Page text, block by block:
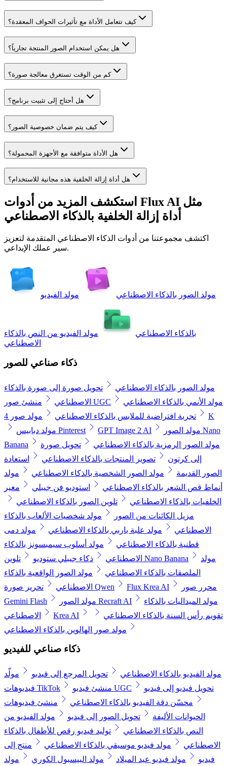
كيف تتعامل الأداة مع تأثيرات الحواف المعقدة؟
هل يمكن استخدام الصور المنتجة تجارياً؟
كم من الوقت تستغرق معالجة صورة؟
هل أحتاج إلى تثبيت برنامج؟
كيف يتم ضمان خصوصية الصور؟
هل الأداة متوافقة مع الأجهزة المحمولة؟
هل أداة إزالة الخلفية هذه مجانية للاستخدام؟
استكشف المزيد من أدوات Flux AI مثل
أداة إزالة الخلفية بالذكاء الاصطناعي
اكتشف مجموعتنا من أدوات الذكاء الاصطناعي المتقدمة لتعزيز
سير عملك الإبداعي.
مولد الصور بالذكاء الاصطناعي مولد الفيديو
بالذكاء الاصطناعي
مولد الفيديو من النص بالذكاء
الاصطناعي
ذكاء صناعي للصور
مولد الصور بالذكاء الاصطناعي
تحويل صورة إلى صورة بالذكاء
الاصطناعي منشئ صور UGC
مولد الأنمي بالذكاء الاصطناعي
تجربة افتراضية للملابس بالذكاء الاصطناعي
مولد صور 4K
مولد دبابيس Pinterest
GPT Image 2 AI
مولد الصور Nano
Banana
مولد الصور الرمزية بالذكاء الاصطناعي
تحويل صورة
إلى كرتون
تصوير المنتجات بالذكاء الاصطناعي
استعادة
الصور القديمة
مولد الصور الشخصية بالذكاء الاصطناعي
مولد
أنماط قص الشعر بالذكاء الاصطناعي
استوديو فن جيبلي
مغير
الخلفيات بالذكاء الاصطناعي
تلوين الصور بالذكاء الاصطناعي
مزيل الكائنات من الصور
مولد شخصيات الألعاب بالذكاء
الاصطناعي
مولد علبة باربي بالذكاء الاصطناعي
مولد دمى
قطنية بالذكاء الاصطناعي
مولد أسلوب سيمبسونز بالذكاء
الاصطناعي
ذكاء جيبلي ستوديو تلوين Nano Banana
مولد
الملصقات بالذكاء الاصطناعي
مولد الصور الواقعية بالذكاء
الاصطناعي تحرير صورة Qwen Flux Krea AI
محرر صور
Gemini Flash
مولد الصور Recraft AI
مولد الميداليات بالذكاء
الاصطناعي
Krea AI
تقويم رأس السنة بالذكاء الاصطناعي
مولد صور الهالوين بالذكاء الاصطناعي
ذكاء صناعي للفيديو
مولد الفيديو بالذكاء الاصطناعي تحويل المرجع إلى فيديو
مولّد
فيديوهات TikTok
منشئ فيديو UGC
تحويل فيديو إلى فيديو
محسّن دقة الفيديو بالذكاء الاصطناعي
منشئ فيديوهات
الحيوانات الأليفة
تحويل الصور إلى فيديو
مولد الفيديو من
النص بالذكاء الاصطناعي
توليد فيديو رقص للأطفال بالذكاء
الاصطناعي
مولد فيديو موسيقي بالذكاء الاصطناعي
منتج إلى
فيديو
مولد فيديو عيد الميلاد مولد البيسبول الكوري مولد